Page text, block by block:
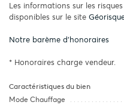
Les informations sur les
disponibles sur le site
Notre barème d'honoraires
* Honoraires charge vendeur.
Caractéristiques du bien
Mode Chauffage